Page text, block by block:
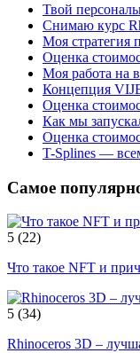
Твой
Снимаю курс
Моя стратегия
Оценка
Моя работа на
Концепция
Оценка
Как мы
Оценка
T-Splines —
Самое
5 (22)
Что такое NFT и
5 (34)
Rhinoceros 3D –